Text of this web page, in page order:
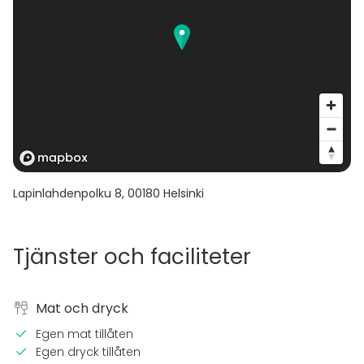
Lapinlahdenpolku 8, 00180 Helsinki
Tjänster och faciliteter
Mat och dryck
Egen mat tillåten
Egen dryck tillåten